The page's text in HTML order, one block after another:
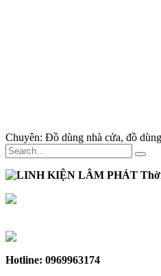
Chuyên: Đồ dùng nhà cửa, đồ
Hotline: 0969963174